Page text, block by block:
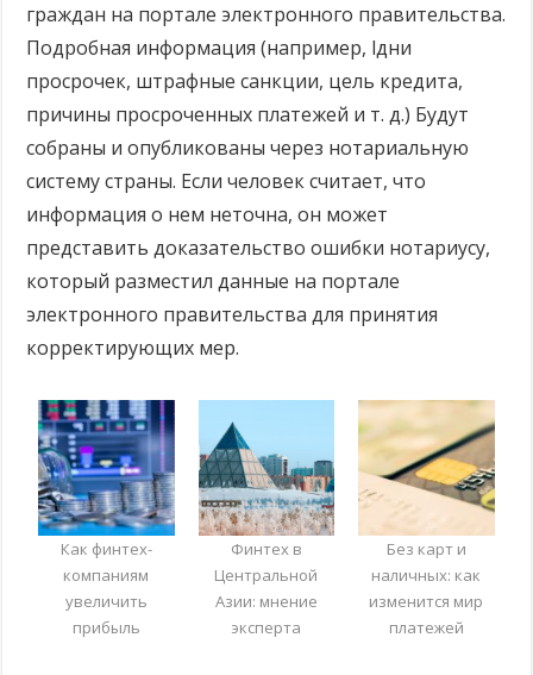
граждан на портале электронного правительства.
Подробная информация (например, lдни
просрочек, штрафные санкции, цель кредита,
причины просроченных платежей и т. д.) Будут
собраны и опубликованы через нотариальную
систему страны. Если человек считает, что
информация о нем неточна, он может
представить доказательство ошибки нотариусу,
который разместил данные на портале
электронного правительства для принятия
корректирующих мер.
Как финтех-
компаниям
увеличить
прибыль
Финтех в
Центральной
Азии: мнение
эксперта
Без карт и
наличных: как
изменится мир
платежей